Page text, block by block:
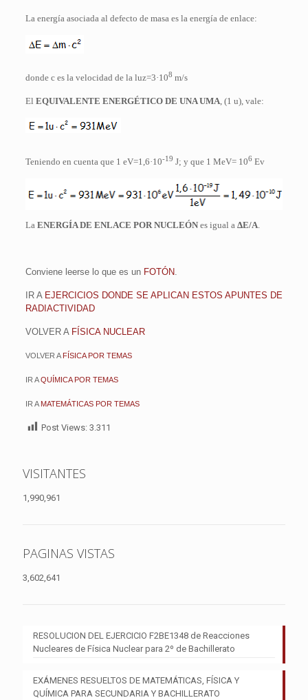
La energía asociada al defecto de masa es la energía de enlace:
donde c es la velocidad de la luz=3·108 m/s
El EQUIVALENTE ENERGÉTICO DE UNA UMA, (1 u), vale:
Teniendo en cuenta que 1 eV=1,6·10-19 J; y que 1 MeV= 106 Ev
La ENERGÍA DE ENLACE POR NUCLEÓN es igual a ΔE/A.
Conviene leerse lo que es un FOTÓN.
IR A EJERCICIOS DONDE SE APLICAN ESTOS APUNTES DE
RADIACTIVIDAD
VOLVER A FÍSICA NUCLEAR
VOLVER A FÍSICA POR TEMAS
IR AQUÍMICA POR TEMAS
IR A MATEMÁTICAS POR TEMAS
Post Views: 3.311
VISITANTES
1,990,961
PAGINAS VISTAS
3,602,641
RESOLUCION DEL EJERCICIO F2BE1348 de Reacciones
Nucleares de Física Nuclear para 2º de Bachillerato
EXÁMENES RESUELTOS DE MATEMÁTICAS, FÍSICA Y
QUÍMICA PARA SECUNDARIA Y BACHILLERATO